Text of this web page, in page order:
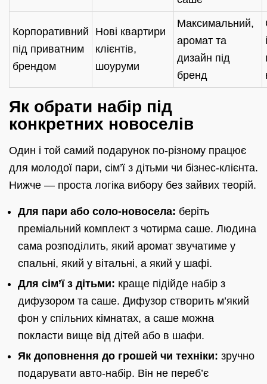
Корпоративний
під приватним
брендом
Нові квартири
клієнтів,
шоуруми
Максимальний,
аромат та
дизайн під
бренд
Як обрати набір під
конкретних новоселів
Один і той самий подарунок по-різному працює
для молодої пари, сім’ї з дітьми чи бізнес-клієнта.
Нижче — проста логіка вибору без зайвих теорій.
Для пари або соло-новосела: беріть
преміальний комплект з чотирма саше. Людина
сама розподілить, який аромат звучатиме у
спальні, який у вітальні, а який у шафі.
Для сім’ї з дітьми: краще підійде набір з
дифузором та саше. Дифузор створить м’який
фон у спільних кімнатах, а саше можна
покласти вище від дітей або в шафи.
Як доповнення до грошей чи техніки: зручно
подарувати авто-набір. Він не переб’є